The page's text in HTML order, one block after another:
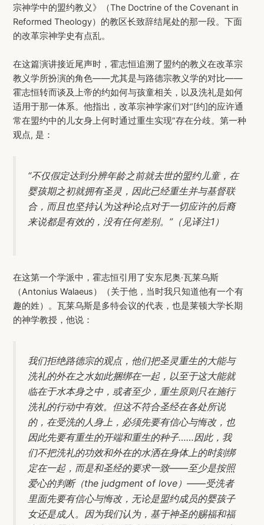
宗神学中的盟约教义》（The Doctrine of the Covenant in
Reformed Theology）的教区长致辞结尾处的那一段。下面
的改革宗神学史有点乱。
在这篇演讲接近尾声时，霍志恒追溯了盟约的教义在改革宗
教义学所扮演的角色——尤其是与路德宗教义学的对比——
霍志恒转而谈及上帝的约如何与孩童相关，以及洗礼是如何
适用于那一体系。他指出，改革宗神学家们对“[约]的应许通
常在盟约中的儿女身上何时通过重生实现”存在分歧。第一种
观点, 是：
“不仅假定达到分辨年龄之前就去世的盟约儿童，在
婴孩期之初就拥有圣灵，因此已经重生并与基督联
合，而且也坚持认为这种论点对于一切应许的后裔
来说都是有效的，没有任何差别。”（见译注1）
在这第一个学派中，霍志恒引用了安东尼奥·瓦莱乌斯
（Antonius Walaeus）（关于他，当时我只知道他有一个有
趣的姓）。瓦莱乌斯是多特会议的代表，也是莱顿大学长期
的神学教授，他说：
我们拒绝路德宗的观点，他们把圣灵重生的大能与
洗礼的外在之水如此捆绑在一起，以至于这大能就
临在于水本身之中，或者至少，重生原则只在施行
洗礼的行动中有效。但这不符合圣经在各处所说
的，在受洗的人身上，必须先要有信心与悔改，也
因此先要有重生的开端和重生的种子……因此，我
们不把洗礼的功效和外在的水洒在身体上的时刻绑
定在一起，而是和圣经的要求一致——至少是按照
爱心的判断（the judgment of love）——受洗者
里面先要有信心与悔改，无论是盟约成员的婴孩子
女还是成人。因为我们认为，基于神圣的赐福和福